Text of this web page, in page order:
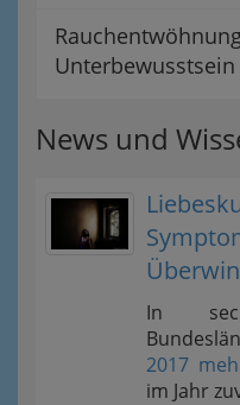
Unterbewusstsein
News und
In
2017
im Jahr